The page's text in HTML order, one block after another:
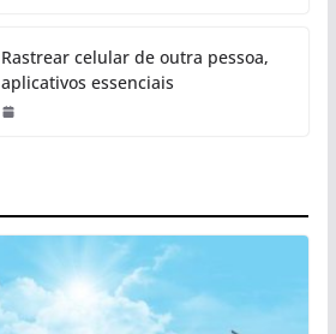
Rastrear celular de outra pessoa,
aplicativos essenciais